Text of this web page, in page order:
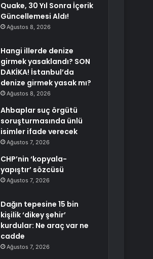
Quake, 30 Yıl Sonra İçerik
Güncellemesi Aldı!
Ağustos 8, 2026
Hangi illerde denize
girmek yasaklandı? SON
DAKİKA! İstanbul’da
denize girmek yasak mı?
Ağustos 8, 2026
Ahbaplar suç örgütü
soruşturmasında ünlü
isimler ifade verecek
Ağustos 7, 2026
CHP’nin ‘kopyala-
yapıştır’ sözcüsü
Ağustos 7, 2026
Dağın tepesine 15 bin
kişilik ‘dikey şehir’
kurdular: Ne araç var ne
cadde
Ağustos 7, 2026